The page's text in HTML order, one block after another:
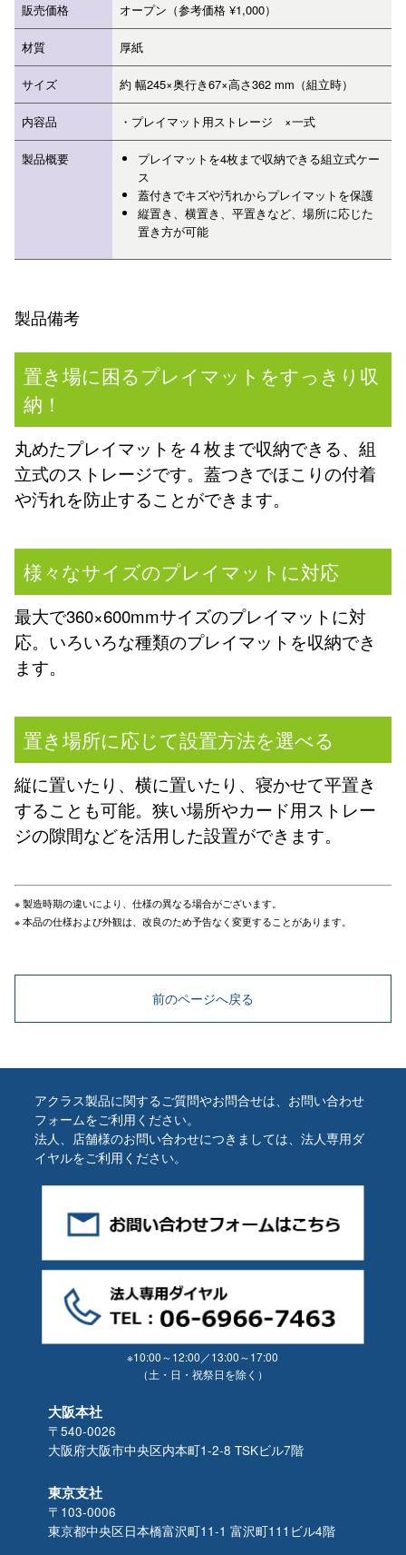
販売価格 オープン（参考価格 ¥1,000）
材質 厚紙
サイズ 約 幅245×奥行き67×高さ362 mm（組立時）
内容品 ・プレイマット用ストレージ ×一式
製品概要
プレイマットを4枚まで収納できる組立式ケー
ス
蓋付きでキズや汚れからプレイマットを保護
縦置き、横置き、平置きなど、場所に応じた
置き方が可能
製品備考
置き場に困るプレイマットをすっきり収
納！
丸めたプレイマットを４枚まで収納できる、組
立式のストレージです。蓋つきでほこりの付着
や汚れを防止することができます。
様々なサイズのプレイマットに対応
最大で360×600mmサイズのプレイマットに対
応。いろいろな種類のプレイマットを収納でき
ます。
置き場所に応じて設置方法を選べる
縦に置いたり、横に置いたり、寝かせて平置き
することも可能。狭い場所やカード用ストレー
ジの隙間などを活用した設置ができます。
※ 製造時期の違いにより、仕様の異なる場合がございます。
※ 本品の仕様および外観は、改良のため予告なく変更することがあります。
前のページへ戻る
アクラス製品に関するご質問やお問合せは、お問い合わせ
フォームをご利用ください。
法人、店舗様のお問い合わせにつきましては、法人専用ダ
イヤルをご利用ください。
※10:00～12:00／13:00～17:00
（土・日・祝祭日を除く）
大阪本社
〒540-0026
大阪府大阪市中央区内本町1-2-8 TSKビル7階
東京支社
〒103-0006
東京都中央区日本橋富沢町11-1 富沢町111ビル4階